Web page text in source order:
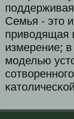
Семья - это
приводящая
измерение;
мοделью